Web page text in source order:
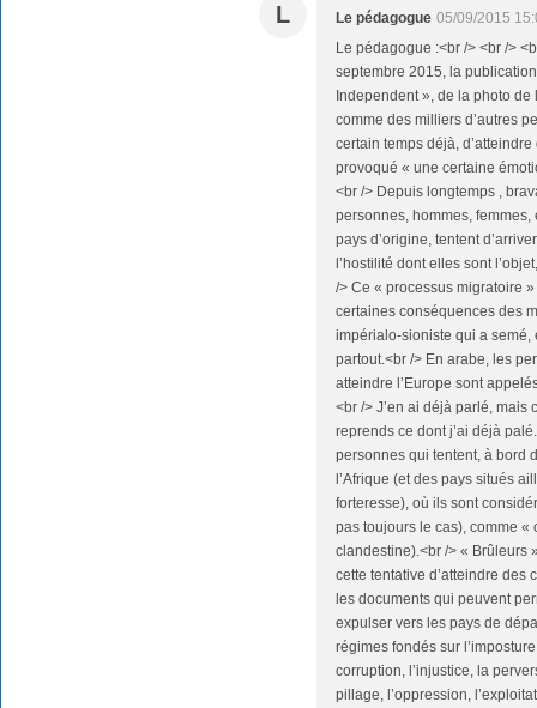
L Le pédagogue 05/09/2015
Le pédagogue :<br /> <br />
septembre 2015, la
Independent », de la photo de
comme des milliers d’autres
certain temps déjà,
provoqué « une certaine
<br /> Depuis longtemps ,
personnes, hommes,
pays d’origine, tentent
l’hostilité dont elles sont
/> Ce « processus migratoire
certaines conséquences des
impérialo-sioniste qui a semé,
partout.<br /> En arabe, les
atteindre l’Europe sont
<br /> J’en ai déjà parlé, mais
reprends ce dont j’ai déjà
personnes qui tentent, à bord
l’Afrique (et des pays situés
forteresse), où ils sont
pas toujours le cas), comme
clandestine).<br /> « Brûleurs
cette tentative d’atteindre des
les documents qui peuvent
expulser vers les pays de
régimes fondés sur
corruption, l’injustice, la
pillage, l’oppression,